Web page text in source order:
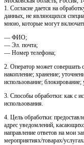
1. Согласие дается на
данных, не являющихся
мною, которые могут
— ФИО;
— Эл. почта;
— Номер телефона;
2. Оператор может совершать
накопление; хранение;
использование; блокирование;
3. Способы обработки: как с
использования.
4. Цель обработки:
адрес уведомлений,
направление ответов на мои
мероприятиях/товарах/